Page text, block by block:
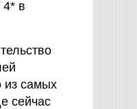
4* в
из самых
сейчас